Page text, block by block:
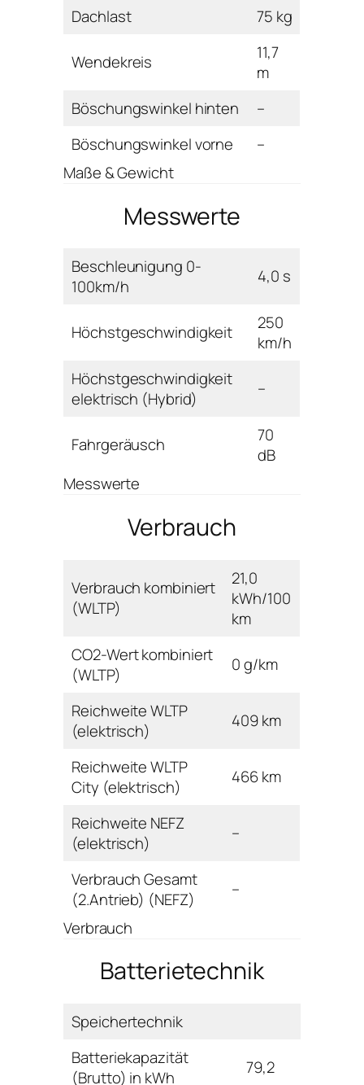
Dachlast
75 kg
Wendekreis
11,7
m
Böschungswinkel hinten
–
Böschungswinkel vorne
–
Maße & Gewicht
Messwerte
Beschleunigung 0-
100km/h
4,0 s
Höchstgeschwindigkeit
250
km/h
Höchstgeschwindigkeit
elektrisch (Hybrid)
–
Fahrgeräusch
70
dB
Messwerte
Verbrauch
Verbrauch kombiniert
(WLTP)
21,0
kWh/100
km
CO2-Wert kombiniert
(WLTP)
0 g/km
Reichweite WLTP
(elektrisch)
409 km
Reichweite WLTP
City (elektrisch)
466 km
Reichweite NEFZ
(elektrisch)
–
Verbrauch Gesamt
(2.Antrieb) (NEFZ)
–
Verbrauch
Batterietechnik
Speichertechnik
Batteriekapazität
(Brutto) in kWh
79,2